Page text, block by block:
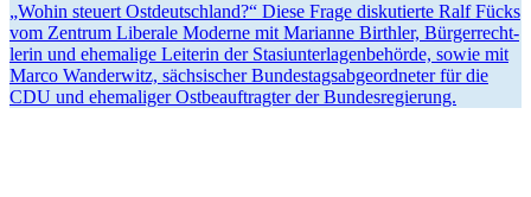
„Wohin steuert Ostdeutschland?“ Diese Frage disku­tierte Ralf Fücks
vom Zentrum Liberale Moderne mit Marianne Birthler, Bürger­recht­
lerin und ehemalige Leiterin der Stasi­un­ter­la­gen­be­hörde, sowie mit
Marco Wanderwitz, sächsi­scher Bundes­tags­ab­ge­ord­neter für die
CDU und ehema­liger Ostbe­auf­tragter der Bundesregierung.